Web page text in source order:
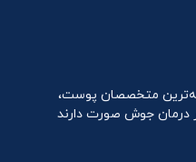
متخصصان پوست،
درمان جوش صورت دارند